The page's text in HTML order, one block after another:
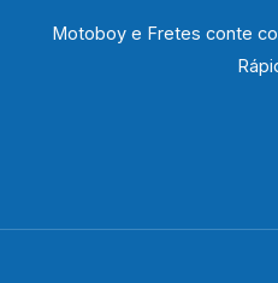
Motoboy e Fretes conte